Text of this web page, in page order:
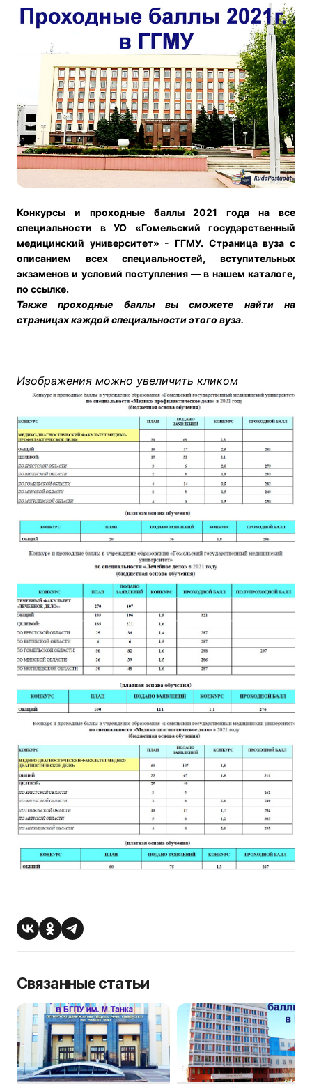
Конкурсы и проходные баллы 2021 года на все
специальности в УО «Гомельский государственный
медицинский университет» - ГГМУ. Страница вуза с
описанием всех специальностей, вступительных
экзаменов и условий поступления — в нашем каталоге,
по ссылке.
Также проходные баллы вы сможете найти на
страницах каждой специальности этого вуза.
Изображения можно увеличить кликом
Связанные статьи